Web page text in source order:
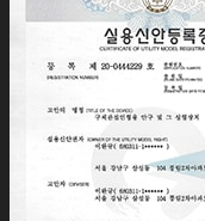
숨 예술적
아이딜리언
회사소개
인재채용·
고객지원
쇼핑몰이용
인형사이즈
스킨컬러가
사용설명서